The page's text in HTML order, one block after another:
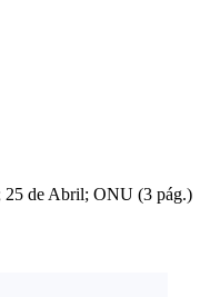
25 de Abril; ONU (3 pág.)